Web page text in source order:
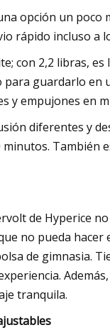
opción un poco
rápido incluso a
con 2,2 libras,
guardarlo en
y empujones en
diferentes y
de Hyperice
no pueda
de gimnasia.
tranquila.